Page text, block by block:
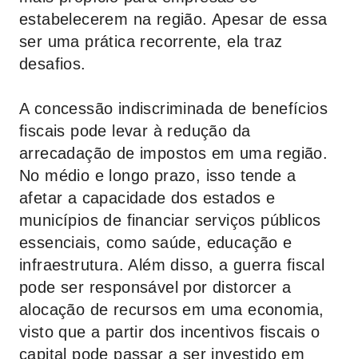
estabelecerem na região. Apesar de essa
ser uma prática recorrente, ela traz
desafios.
A concessão indiscriminada de benefícios
fiscais pode levar à redução da
arrecadação de impostos em uma região.
No médio e longo prazo, isso tende a
afetar a capacidade dos estados e
municípios de financiar serviços públicos
essenciais, como saúde, educação e
infraestrutura. Além disso, a guerra fiscal
pode ser responsável por distorcer a
alocação de recursos em uma economia,
visto que a partir dos incentivos fiscais o
capital pode passar a ser investido em